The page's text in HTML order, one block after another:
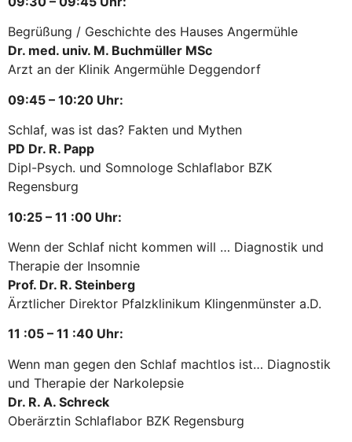
Begrüßung / Geschichte des Hauses Angermühle
Dr. med. univ. M. Buchmüller MSc
Arzt an der Klinik Angermühle Deggendorf
09:45 – 10:20 Uhr:
Schlaf, was ist das? Fakten und Mythen
PD Dr. R. Papp
Dipl-Psych. und Somnologe Schlaflabor BZK
Regensburg
10:25 – 11 :00 Uhr:
Wenn der Schlaf nicht kommen will … Diagnostik und
Therapie der Insomnie
Prof. Dr. R. Steinberg
Ärztlicher Direktor Pfalzklinikum Klingenmünster a.D.
11 :05 – 11 :40 Uhr:
Wenn man gegen den Schlaf machtlos ist… Diagnostik
und Therapie der Narkolepsie
Dr. R. A. Schreck
Oberärztin Schlaflabor BZK Regensburg